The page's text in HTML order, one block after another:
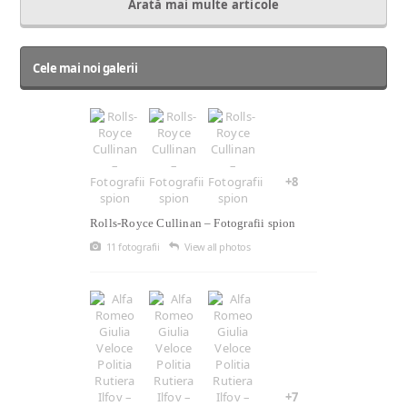
Arată mai multe articole
Cele mai noi galerii
+8
Rolls-Royce Cullinan – Fotografii spion
11 fotografii
View all photos
+7